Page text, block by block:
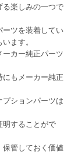
楽しみの一つで
ツを装着してい
ます。
カー純正パーツ
もメーカー純正
ションパーツは
明することがで
管しておく価値